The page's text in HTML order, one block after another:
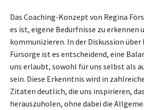
Das Coaching-Konzept von Regina
es ist, eigene Bedürfnisse zu erkennen
kommunizieren. In der Diskussion über
Fürsorge ist es entscheidend, eine
uns erlaubt, sowohl für uns selbst als
sein. Diese Erkenntnis wird in
Zitaten deutlich, die uns inspirieren,
herauszuholen, ohne dabei die